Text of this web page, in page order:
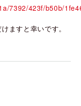
7392/423f/b50b/
ますと幸いです。